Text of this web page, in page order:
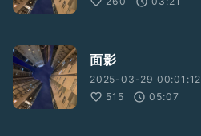
面影
2025-03-29 00:01:12
515
05:07